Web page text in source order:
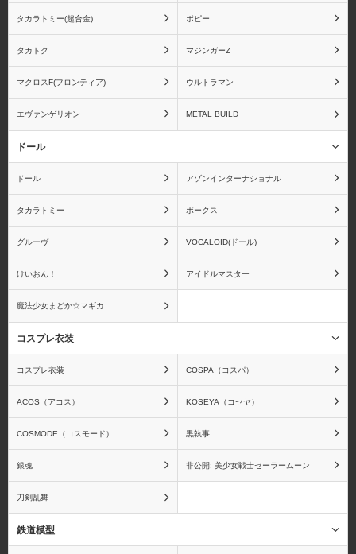
ムービック メガハウス
メディアファクトリー メディコムトイ
アクエリオンEVOL アクセルワールド
アズールレーン
タカラトミー(超合金) ポピー
タカトク マジンガーZ
マクロスF(フロンティア) ウルトラマン
エヴァンゲリオン METAL BUILD
ドール
ドール アゾンインターナショナル
タカラトミー ボークス
グルーヴ VOCALOID(ドール)
けいおん！ アイドルマスター
魔法少女まどか☆マギカ
コスプレ衣装
コスプレ衣装 COSPA（コスパ）
ACOS（アコス） KOSEYA（コセヤ）
COSMODE（コスモード） 黒執事
銀魂 非公開: 美少女戦士セーラームーン
刀剣乱舞
鉄道模型